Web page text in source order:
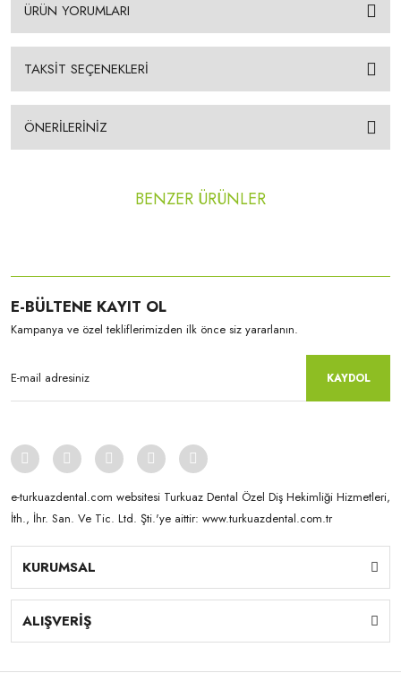
ÜRÜN YORUMLARI
TAKSİT SEÇENEKLERİ
ÖNERİLERİNİZ
BENZER ÜRÜNLER
Kuraray-Noritake
E-BÜLTENE KAYIT OL
Kampanya ve özel tekliflerimizden ilk önce siz yararlanın.
KAYDOL
e-turkuazdental.com websitesi Turkuaz Dental Özel Diş Hekimliği Hizmetleri,
İth., İhr. San. Ve Tic. Ltd. Şti.'ye aittir: www.turkuazdental.com.tr
KURUMSAL
ALIŞVERİŞ